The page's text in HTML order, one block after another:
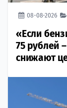
08-08-2026
«Если
75 рублей
снижают